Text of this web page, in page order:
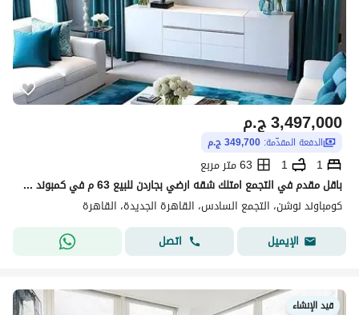
ج.م3,497,000
الدفعة المقدّمة: 349,700 ج.م
1
1
63 متر مربع
باقل مقدم في التجمع امتلك شقه ارضي بجاردن للبيع 63 م في كمبوند نوشن بجوار الجامعه الامريكيه بالقسيط على 10 سنوات بدون فوائد
كومباوند نوشن، التجمع السادس، القاهرة الجديدة، القاهرة
الإيميل
اتصل
قيد الإنشاء